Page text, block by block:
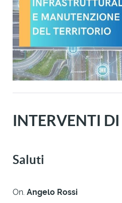
INTERVENTI DI
Saluti
On. Angelo Rossi